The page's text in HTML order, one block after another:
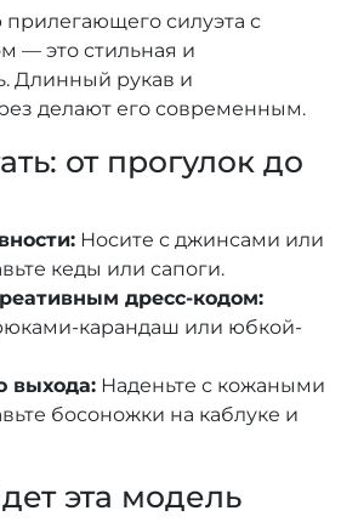
силуэта с
— это стильная и
Длинный рукав и
делают его современным.
от прогулок до
Носите с джинсами или
кеды или сапоги.
дресс-кодом:
карандаш или юбкой-
выхода: Наденьте с кожаными
босоножки на каблуке и
эта модель